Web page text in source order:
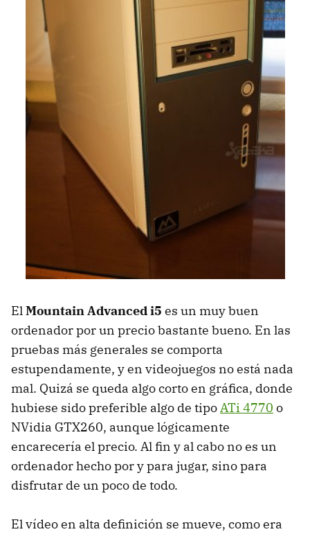
ElMountain Advanced i5 es un muy buen
ordenador por un precio bastante bueno. En las
pruebas más generales se comporta
estupendamente, y en videojuegos no está nada
mal. Quizá se queda algo corto en gráfica, donde
hubiese sido preferible algo de tipoATi 4770 o
NVidia GTX260, aunque lógicamente
encarecería el precio. Al fin y al cabo no es un
ordenador hecho por y para jugar, sino para
disfrutar de un poco de todo.
El vídeo en alta definición se mueve, como era